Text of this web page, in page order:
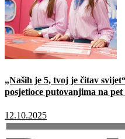
„Naših je 5, tvoj je čitav
posjetioce putovanjima na
12.10.2025